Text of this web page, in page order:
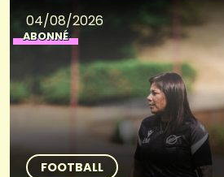
04/08/2026
ABONNÉ
FOOTBALL